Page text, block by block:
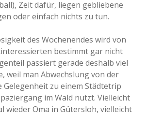
Zeit dafür, liegen gebliebene
oder einfach nichts zu tun.
des Wochenendes wird von
bestimmt gar nicht
passiert gerade deshalb viel
weil man Abwechslung von der
Gelegenheit zu einem Städtetrip
im Wald nutzt. Vielleicht
wieder Oma in Gütersloh, vielleicht